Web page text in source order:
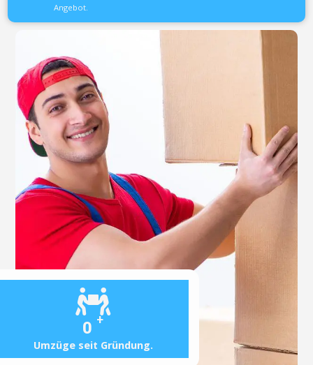
0 +
Umzüge seit Gründung.
Angebot.